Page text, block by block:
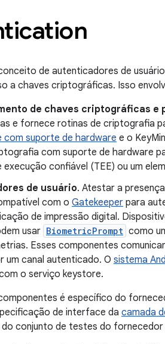
de autenticadores de
a chaves criptográficas. Isso
de chaves criptográficas e
e fornece rotinas de criptografia
com suporte de hardware e o
com suporte de hardware
execução confiável (TEE) ou um
de usuário. Atestar a
com o Gatekeeper para
de impressão digital.
usar BiometricPrompt como
Esses componentes
um canal autenticado. O sistema
o serviço keystore.
é específico do
de interface da camada
conjunto de testes do fornecedor